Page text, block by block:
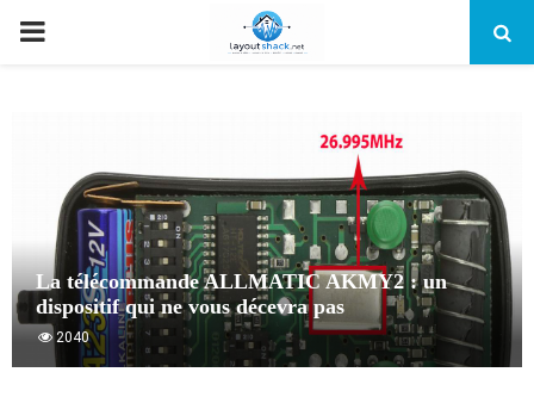
PRIMARY
La télécommande ALLMATIC AKMY2 : un
dispositif qui ne vous décevra pas
2040